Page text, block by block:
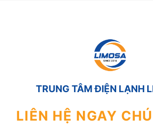
TRUNG TÂM ĐIỆN LẠNH
LIÊN HỆ NGAY